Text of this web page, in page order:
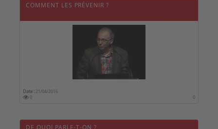
COMMENT LES PRÉVENIR ?
Date : 21/04/2016
0
0
DE QUOI PARLE-T-ON ?